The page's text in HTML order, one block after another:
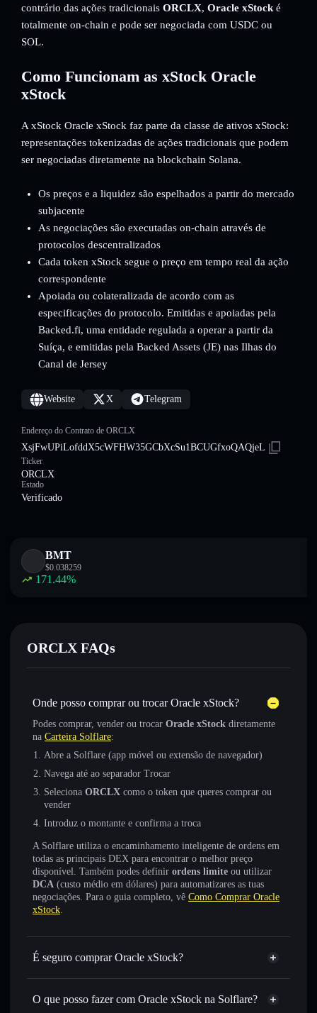
contrário das ações tradicionais ORCLX, Oracle xStock é
totalmente on-chain e pode ser negociada com USDC ou
SOL.
Como Funcionam as xStock Oracle
xStock
A xStock Oracle xStock faz parte da classe de ativos xStock:
representações tokenizadas de ações tradicionais que podem
ser negociadas diretamente na blockchain Solana.
Os preços e a liquidez são espelhados a partir do mercado
subjacente
As negociações são executadas on-chain através de
protocolos descentralizados
Cada token xStock segue o preço em tempo real da ação
correspondente
Apoiada ou colateralizada de acordo com as
especificações do protocolo. Emitidas e apoiadas pela
Backed.fi, uma entidade regulada a operar a partir da
Suíça, e emitidas pela Backed Assets (JE) nas Ilhas do
Canal de Jersey
Website X Telegram
Endereço do Contrato de ORCLX
XsjFwUPiLofddX5cWFHW35GCbXcSu1BCUGfxoQAQjeL
Ticker
ORCLX
Estado
Verificado
BMT
$0.038259
171.44%
ORCLX FAQs
Onde posso comprar ou trocar Oracle xStock?
Podes comprar, vender ou trocar Oracle xStock diretamente
na Carteira Solflare:
Abre a Solflare (app móvel ou extensão de navegador)
Navega até ao separador Trocar
Seleciona ORCLX como o token que queres comprar ou
vender
Introduz o montante e confirma a troca
A Solflare utiliza o encaminhamento inteligente de ordens em
todas as principais DEX para encontrar o melhor preço
disponível. Também podes definir ordens limite ou utilizar
DCA (custo médio em dólares) para automatizares as tuas
negociações. Para o guia completo, vê Como Comprar Oracle
xStock.
É seguro comprar Oracle xStock?
Oracle xStock token verificado
O que posso fazer com Oracle xStock na Solflare?